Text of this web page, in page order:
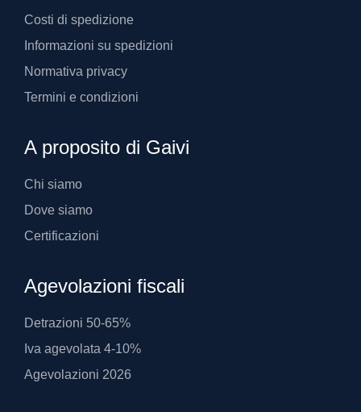
Costi di spedizione
Informazioni su spedizioni
Normativa privacy
Termini e condizioni
A proposito di Gaivi
Chi siamo
Dove siamo
Certificazioni
Agevolazioni fiscali
Detrazioni 50-65%
Iva agevolata 4-10%
Agevolazioni 2026